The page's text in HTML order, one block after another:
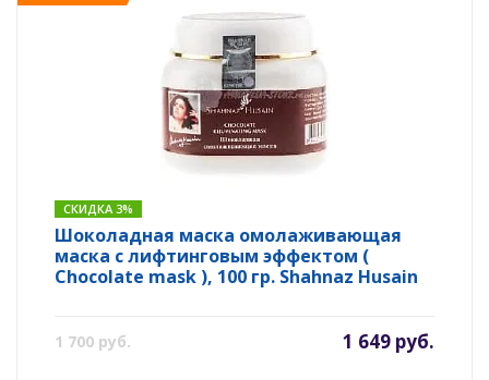
СКИДКА 3%
Шоколадная маска омолаживающая
маска с лифтинговым эффектом (
Chocolate mask ), 100 гр. Shahnaz Husain
1 700 руб. 1 649 руб.